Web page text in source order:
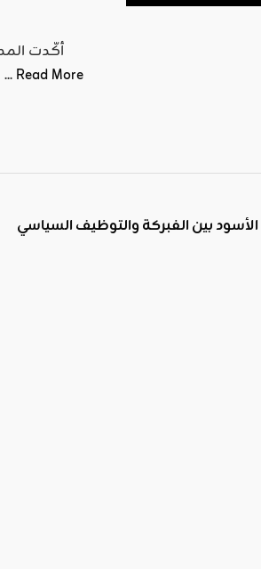
الناس" اليوم 20 نوفمبر 2019، إدراج التربية الجنسية في مناهج التعليم وتحديدا من ...Read More
بين الفبركة والتوظيف السياسي